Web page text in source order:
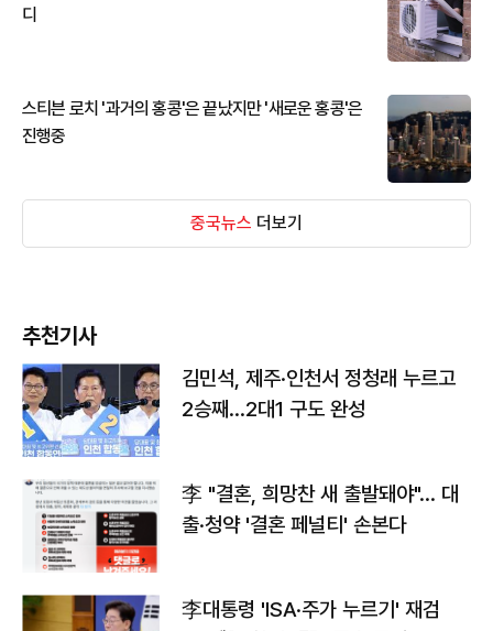
디
스티븐 로치 '과거의 홍콩'은 끝났지만 '새로운 홍콩'은
진행중
중국뉴스 더보기
추천기사
김민석, 제주·인천서 정청래 누르고
2승째…2대1 구도 완성
李 "결혼, 희망찬 새 출발돼야"… 대
출·청약 '결혼 페널티' 손본다
李대통령 'ISA·주가 누르기' 재검